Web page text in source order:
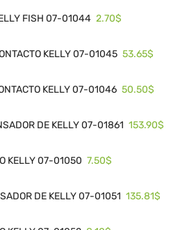
FISH 07-01044 2.70$
KELLY 07-01045 53.65$
KELLY 07-01046 50.50$
DE KELLY 07-01861 153.90$
KELLY 07-01050 7.50$
DE KELLY 07-01051 135.81$